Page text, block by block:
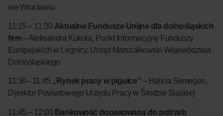
we Wrocławiu
11:15 – 11:30 Aktualne Fundusze Unijne dla dolnośląskich
firm– Aleksandra Kukuła, Punkt Informacyjny Funduszy
Europejskich w Legnicy, Urząd Marszałkowski Województwa
Dolnośląskiego
11:30– 11:45 „Rynek pracy w pigułce” – Halina Semegen,
Dyrektor Powiatowego Urzędu Pracy w Środzie Śląskiej
11:45 – 12:00 Bankowość dopasowana do potrzeb